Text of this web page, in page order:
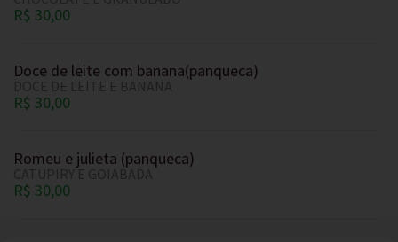
R$ 30,00
Doce de leite com banana(panqueca)
R$ 30,00
Romeu e julieta (panqueca)
R$ 30,00